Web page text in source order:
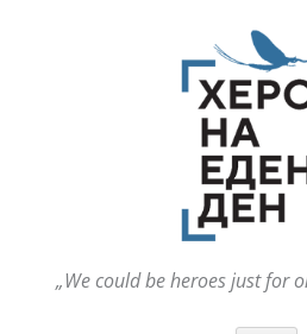
„We could be heroes just for